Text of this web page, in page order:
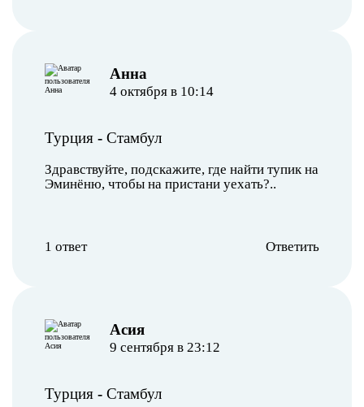
Анна
4 октября в 10:14
Турция - Стамбул
Здравствуйте, подскажите, где найти тупик на
Эминёню, чтобы на пристани уехать?..
1 ответ Ответить
Асия
9 сентября в 23:12
Турция - Стамбул